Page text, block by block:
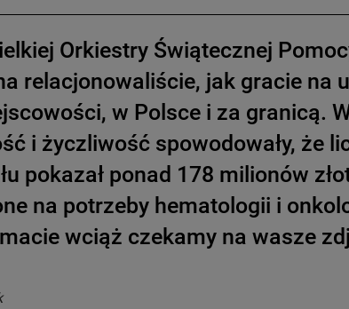
Orkiestry Świątecznej
relacjonowaliście, jak gracie na
w Polsce i za granicą.
i życzliwość spowodowały, że
pokazał ponad 178 milionów
na potrzeby hematologii i
wciąż czekamy na wasze